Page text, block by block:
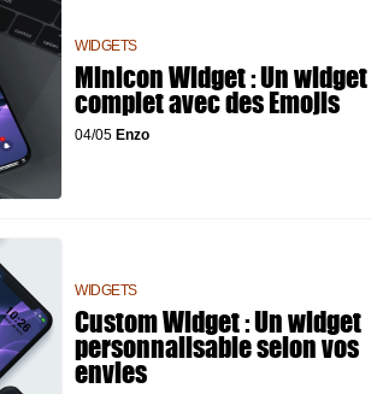
WIDGETS
Minicon Widget : Un widget
complet avec des Emojis
04/05 Enzo
WIDGETS
Custom Widget : Un widget
personnalisable selon vos
envies